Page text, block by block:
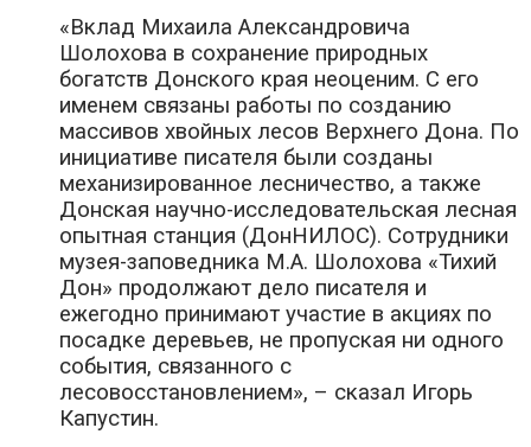
«Вклад Михаила Александровича
Шолохова в сохранение природных
богатств Донского края неоценим. С его
именем связаны работы по созданию
массивов хвойных лесов Верхнего Дона. По
инициативе писателя были созданы
механизированное лесничество, а также
Донская научно-исследовательская лесная
опытная станция (ДонНИЛОС). Сотрудники
музея-заповедника М.А. Шолохова «Тихий
Дон» продолжают дело писателя и
ежегодно принимают участие в акциях по
посадке деревьев, не пропуская ни одного
события, связанного с
лесовосстановлением», – сказал Игорь
Капустин.